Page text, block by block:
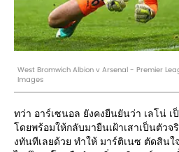
West Bromwich Albion v Arsenal - Premier
Images
ทว่า อาร์เซนอล ยังคงยืนยันว่า เลโน่
โดยพร้อมให้กลับมายืนเฝ้าเสาเป็นตัวจ
งทันทีเลยด้วย ทำให้ มาร์ติเนซ ตัดสินใ